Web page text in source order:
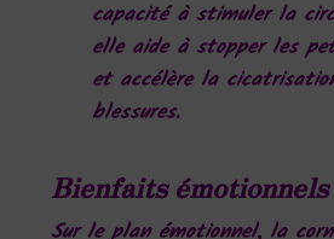
capacité à stimuler la
elle aide à stopper les
et accélère la
blessures.
Bienfaits